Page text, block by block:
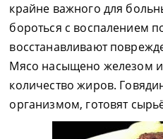
крайне важного для
бороться с воспалением
восстанавливают
Мясо насыщено железом
количество жиров.
организмом, готовят